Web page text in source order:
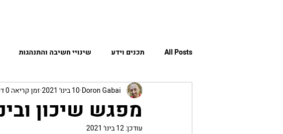
All Posts תכנים וידע שינויי חשיבה והתנהגות
מפגש שיכון
Doron Gabai 10 בינו׳ 2021 זמן קריאה 0 דקות
עודכן:12 בינו׳ 2021